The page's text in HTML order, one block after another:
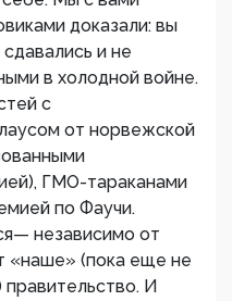
доказали: вы
и не
в холодной войне.
с
от норвежской
ГМО-тараканами
по Фаучи.
независимо от
«наше» (пока еще не
правительство. И